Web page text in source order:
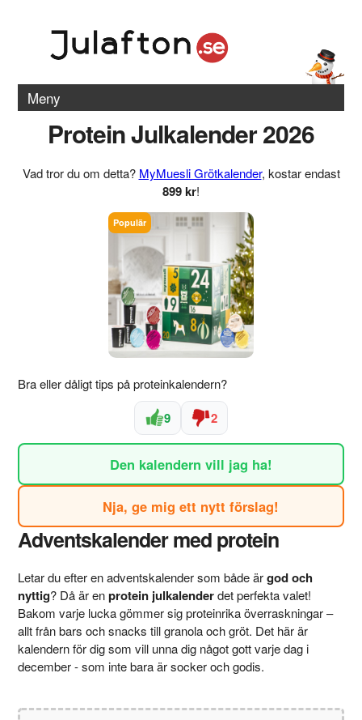
Meny
Protein Julkalender 2026
Vad tror du om detta? MyMuesli Grötkalender, kostar endast
899 kr!
Populär
Bra eller dåligt tips på proteinkalendern?
9 2
Den kalendern vill jag ha!
Nja, ge mig ett nytt förslag!
Adventskalender med protein
Letar du efter en adventskalender som både ärgod och
nyttig? Då är enprotein julkalenderdet perfekta valet!
Bakom varje lucka gömmer sig proteinrika överraskningar –
allt från bars och snacks till granola och gröt. Det här är
kalendern för dig som vill unna dig något gott varje dag i
december - som inte bara är socker och godis.